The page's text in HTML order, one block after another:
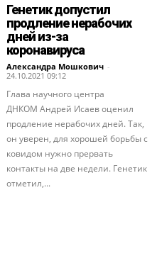
Генетик допустил
продление нерабочих
дней из-за
коронавируса
Александра Мошкович -
24.10.2021 09:12
Глава научного центра
ДНКОМ Андрей Исаев оценил
продление нерабочих дней. Так,
он уверен, для хорошей борьбы с
ковидом нужно прервать
контакты на две недели. Генетик
отметил,...